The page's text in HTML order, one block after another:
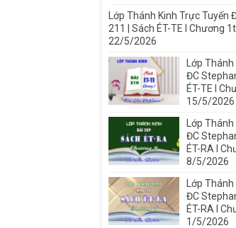
Lớp Thánh Kinh Trực Tuyến
211 | Sách ÉT-TE I Chương
22/5/2026
Lớp
ĐC
ÉT-TE I
15/5/2026
Lớp
ĐC
ÉT-RA I
8/5/2026
Lớp
ĐC
ÉT-RA I
1/5/2026